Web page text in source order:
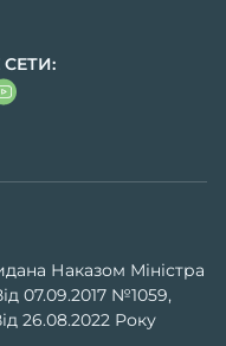
Наказом Міністра
07.09.2017 №1059,
26.08.2022 Року